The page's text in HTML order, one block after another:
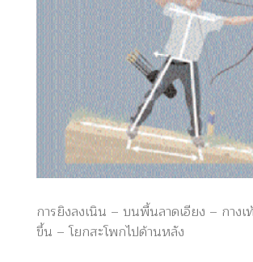
การยิงลงเนิน – บนพื้นลาดเอียง – กางเ
ขึ้น – โยกสะโพกไปด้านหลัง